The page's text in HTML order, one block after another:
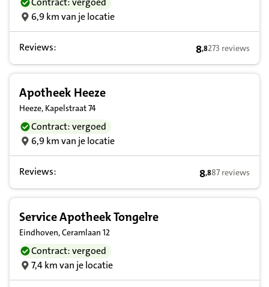
6,9 km van je locatie
Reviews: 8,8 op basis van
8,8273 reviews
Apotheek Heeze
Heeze, Kapelstraat 74
Contract: vergoed
6,9 km van je locatie
Reviews: 8,8 op basis
8,887 reviews
Service Apotheek Tongelre
Eindhoven, Ceramlaan 12
Contract: vergoed
7,4 km van je locatie